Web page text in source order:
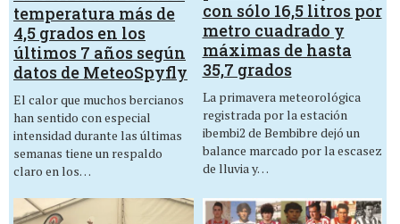
temperatura más de
4,5 grados en los
últimos 7 años según
datos de MeteoSpyfly
El calor que muchos bercianos
han sentido con especial
intensidad durante las últimas
semanas tiene un respaldo
claro en los…
con sólo 16,5 litros por
metro cuadrado y
máximas de hasta
35,7 grados
La primavera meteorológica
registrada por la estación
ibembi2 de Bembibre dejó un
balance marcado por la escasez
de lluvia y…